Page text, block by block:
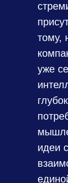
тому,
уже
идеи